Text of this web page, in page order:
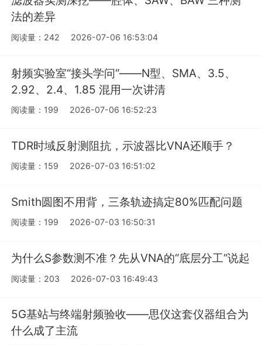
法的差异
阅读量：242 2026-07-06 16:53:04
射频实验室“接头学问“——N型、SMA、3.5、
2.92、2.4、1.85 混用一次讲清
阅读量：199 2026-07-06 16:52:23
TDR时域反射测阻抗，示波器比VNA还顺手？
阅读量：159 2026-07-03 16:51:02
Smith圆图不用背，三条轨迹搞定80%匹配问题
阅读量：199 2026-07-03 16:50:31
为什么S参数测不准？先从VNA的“底层分工“说起
阅读量：203 2026-07-03 16:49:43
5G基站与终端射频验收——思仪这套仪器组合为
什么成了主流